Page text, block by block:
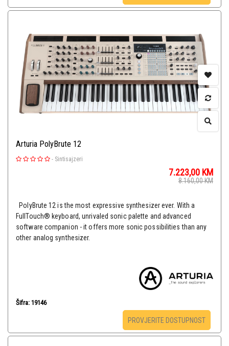
Arturia PolyBrute 12
- Sintisajzeri
7.223,00 KM
8.160,00KM
PolyBrute 12 is the most expressive synthesizer ever. With a
FullTouch® keyboard, unrivaled sonic palette and advanced
software companion - it offers more sonic possibilities than any
other analog synthesizer.
Šifra: 19146
PROVJERITE DOSTUPNOST